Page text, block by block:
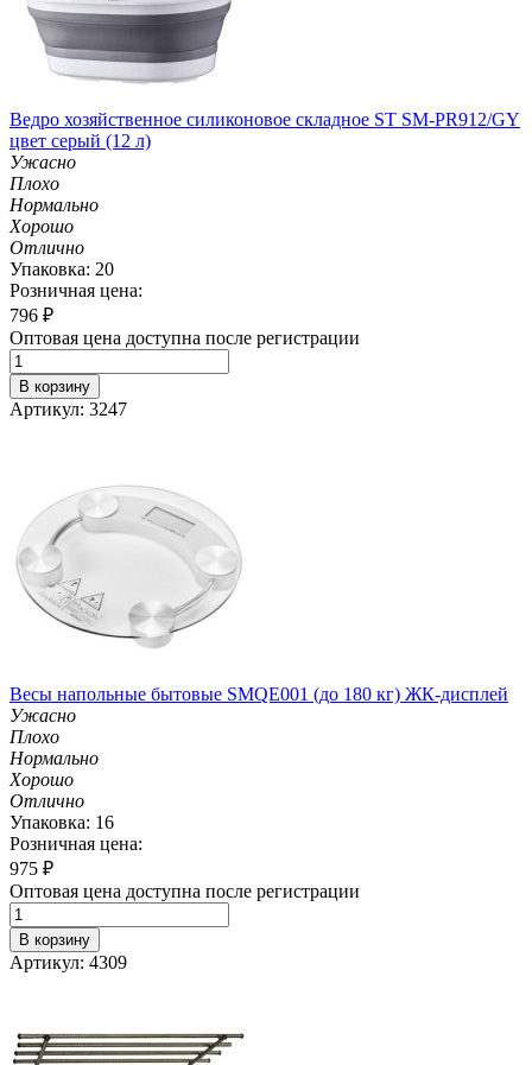
Ведро хозяйственное силиконовое складное ST SM-PR912/GY
цвет серый (12 л)
Ужасно
Плохо
Нормально
Хорошо
Отлично
Упаковка: 20
Розничная цена:
796 ₽
Оптовая цена доступна после регистрации
В корзину
Артикул: 3247
Весы напольные бытовые SMQE001 (до 180 кг) ЖК-дисплей
Ужасно
Плохо
Нормально
Хорошо
Отлично
Упаковка: 16
Розничная цена:
975 ₽
Оптовая цена доступна после регистрации
В корзину
Артикул: 4309